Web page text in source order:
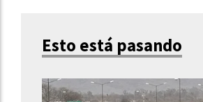
Esto está pasando